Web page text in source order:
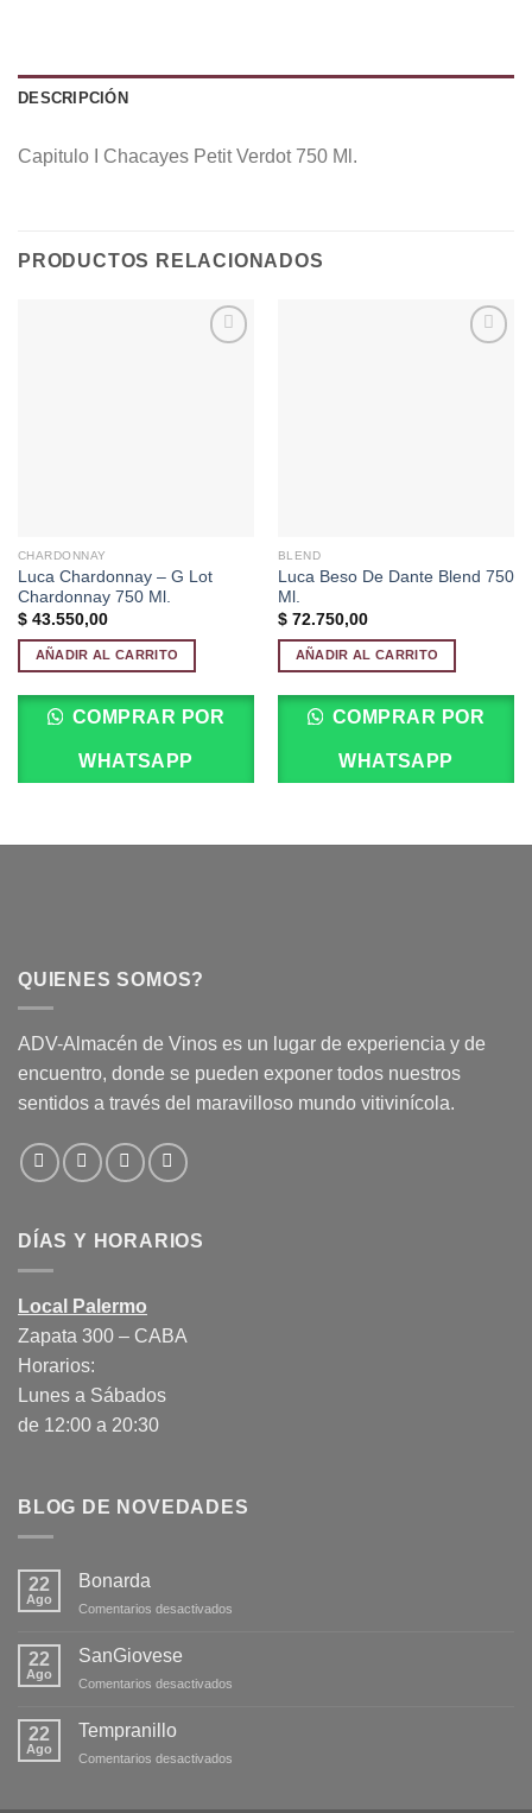
DESCRIPCIÓN
Capitulo I Chacayes Petit Verdot 750 Ml.
PRODUCTOS RELACIONADOS
CHARDONNAY
Luca Chardonnay – G Lot
Chardonnay 750 Ml.
$43.550,00
AÑADIR AL CARRITO
COMPRAR POR
WHATSAPP
BLEND
Luca Beso De Dante Blend 750
Ml.
$72.750,00
AÑADIR AL CARRITO
COMPRAR POR
WHATSAPP
QUIENES SOMOS?
ADV-Almacén de Vinos es un lugar de experiencia y de
encuentro, donde se pueden exponer todos nuestros
sentidos a través del maravilloso mundo vitivinícola.
DÍAS Y HORARIOS
Local Palermo
Zapata 300 – CABA
Horarios:
Lunes a Sábados
de 12:00 a 20:30
BLOG DE NOVEDADES
22
Ago
Bonarda
Comentarios desactivados
22
Ago
SanGiovese
Comentarios desactivados
22
Ago
Tempranillo
Comentarios desactivados